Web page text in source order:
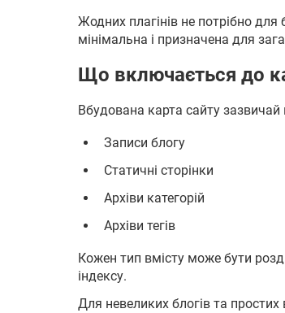
Жодних плагінів не потрібно
мінімальна і призначена для
Що включається до
Вбудована карта сайту зазвичай
Записи блогу
Статичні сторінки
Архіви категорій
Архіви тегів
Кожен тип вмісту може бути
індексу.
Для невеликих блогів та